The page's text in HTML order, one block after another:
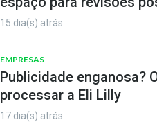
15 dia(s) atrás
EMPRESAS
Publicidade enganosa?
processar a Eli Lilly
17 dia(s) atrás